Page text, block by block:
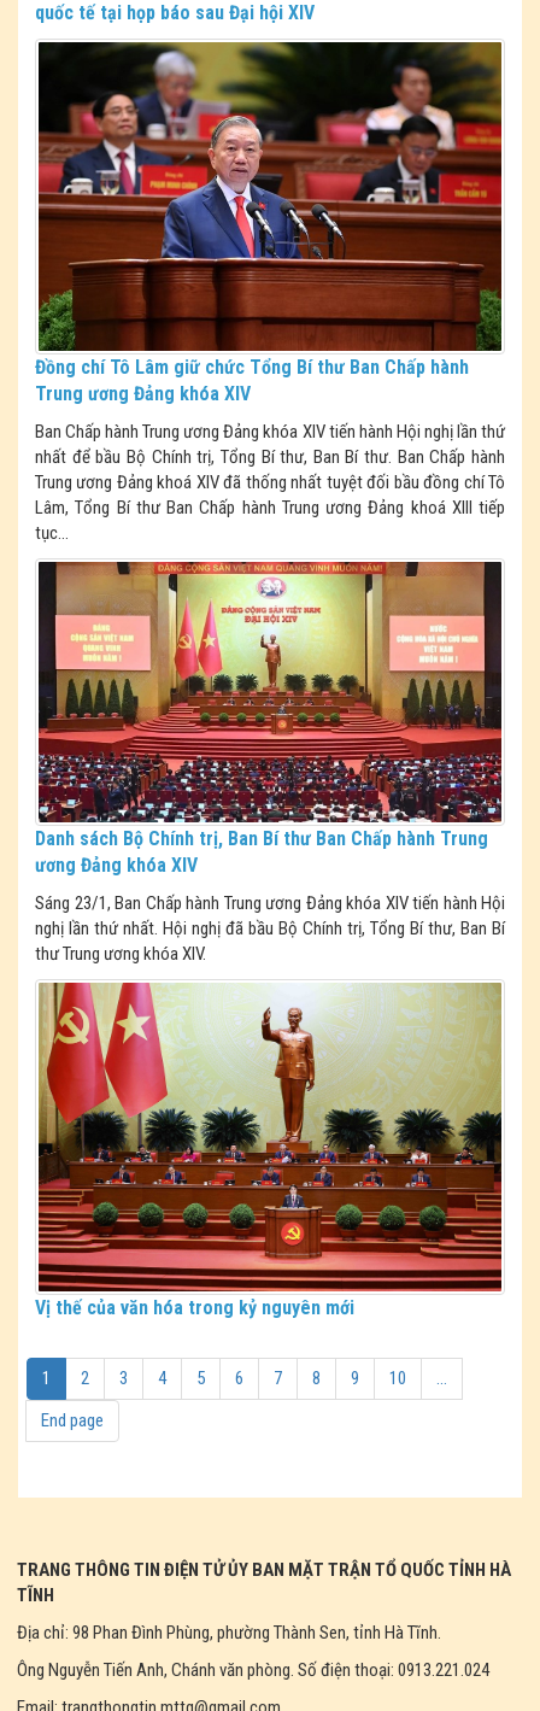
quốc tế tại họp báo sau Đại hội XIV
Đồng chí Tô Lâm giữ chức Tổng Bí thư Ban Chấp hành
Trung ương Đảng khóa XIV
Ban Chấp hành Trung ương Đảng khóa XIV tiến hành Hội nghị lần thứ
nhất để bầu Bộ Chính trị, Tổng Bí thư, Ban Bí thư. Ban Chấp hành
Trung ương Đảng khoá XIV đã thống nhất tuyệt đối bầu đồng chí Tô
Lâm, Tổng Bí thư Ban Chấp hành Trung ương Đảng khoá XIII tiếp
tục...
Danh sách Bộ Chính trị, Ban Bí thư Ban Chấp hành Trung
ương Đảng khóa XIV
Sáng 23/1, Ban Chấp hành Trung ương Đảng khóa XIV tiến hành Hội
nghị lần thứ nhất. Hội nghị đã bầu Bộ Chính trị, Tổng Bí thư, Ban Bí
thư Trung ương khóa XIV.
Vị thế của văn hóa trong kỷ nguyên mới
1 2 3 4 5 6 7 8 9 10
...
End page
TRANG THÔNG TIN ĐIỆN TỬ ỦY BAN MẶT TRẬN TỔ QUỐC TỈNH HÀ
TĨNH
Địa chỉ: 98 Phan Đình Phùng, phường Thành Sen, tỉnh Hà Tĩnh.
Ông Nguyễn Tiến Anh, Chánh văn phòng. Số điện thoại: 0913.221.024